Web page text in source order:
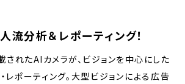
流分析＆レポーティング！
されたAIカメラが、ビジョンを中心にした
レポーティング。大型ビジョンによる広告